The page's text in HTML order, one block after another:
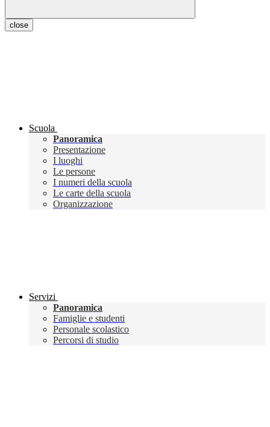
close
Scuola
Panoramica
Presentazione
I luoghi
Le persone
I numeri della scuola
Le carte della scuola
Organizzazione
Servizi
Panoramica
Famiglie e studenti
Personale scolastico
Percorsi di studio